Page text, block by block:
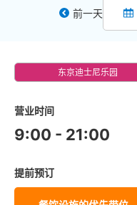
前一天
东京迪士尼乐园
营业时间
9:00 - 21:00
提前预订